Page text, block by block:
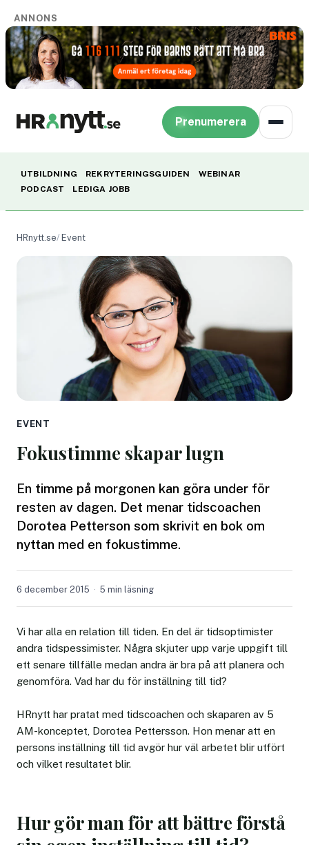
ANNONS
Prenumerera
UTBILDNING REKRYTERINGSGUIDEN
WEBINAR
PODCAST
LEDIGA JOBB
HRnytt.se Event
EVENT
Fokustimme skapar lugn
En timme på morgonen kan göra under för
resten av dagen. Det menar tidscoachen
Dorotea Petterson som skrivit en bok om
nyttan med en fokustimme.
6 december 2015 5 min läsning
Vi har alla en relation till tiden. En del är tidsoptimister
andra tidspessimister. Några skjuter upp varje uppgift till
ett senare tillfälle medan andra är bra på att planera och
genomföra. Vad har du för inställning till tid?
HRnytt har pratat med tidscoachen och skaparen av 5
AM-konceptet, Dorotea Pettersson. Hon menar att en
persons inställning till tid avgör hur väl arbetet blir utfört
och vilket resultatet blir.
Hur gör man för att bättre förstå